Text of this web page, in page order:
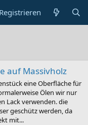
Registrieren
auf Massivholz
eine Oberfläche für
Ölen wir nur
Lack verwenden. die
geschütz werden, da
mit...